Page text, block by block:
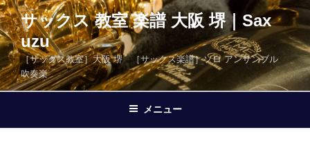
コ
ン
テ
ン
ツ
へ
サックス 教室 楽譜 大阪 堺｜Sax
uzu
［サックス教室］大阪 堺 ［サックス楽譜］ソロ アンサンブル
吹奏楽
メニュー